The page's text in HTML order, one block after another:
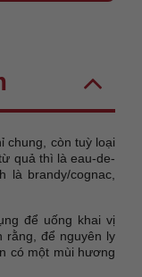
chung, còn tuỳ loại
quả thì là eau-de-
là brandy/cognac,
để uống khai vị
rằng, để nguyên ly
có một mùi hương